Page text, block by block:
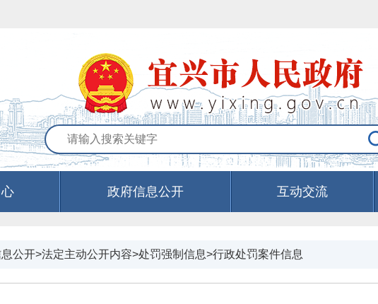
政府信息公开 互动交流
公开>法定主动公开内容>处罚强制信息>行政处罚案件信息